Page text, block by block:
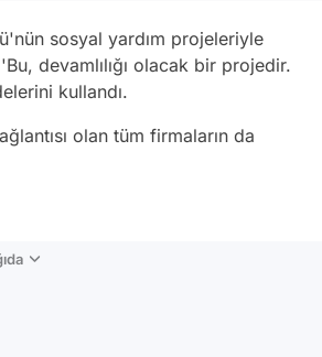
sosyal yardım projeleriyle
devamlılığı olacak bir projedir.
kullandı.
olan tüm firmaların da